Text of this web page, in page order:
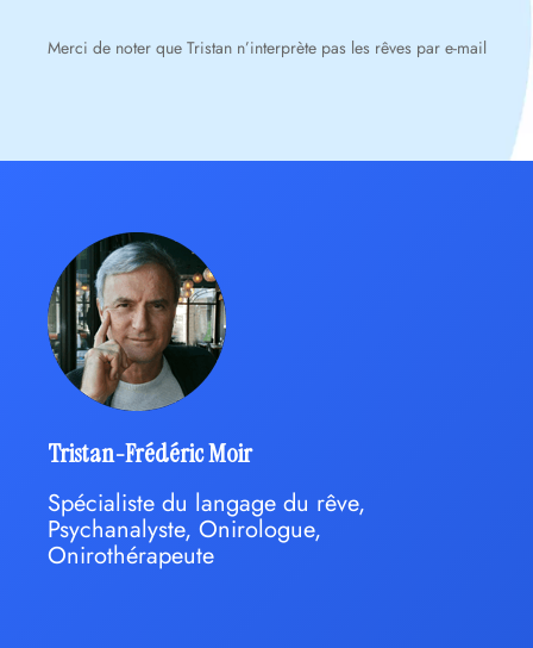
Merci de noter que Tristan n’interprète pas les rêves par e-mail
Tristan-Frédéric Moir
Spécialiste du langage du rêve,
Psychanalyste, Onirologue,
Onirothérapeute